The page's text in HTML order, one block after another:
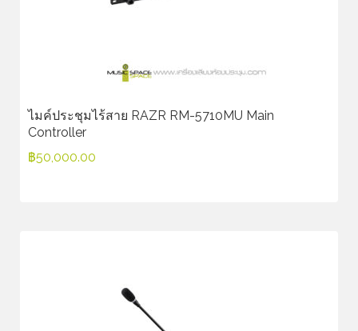
ไมค์ประชุมไร้สาย RAZR RM-5710MU Main
Controller
฿50,000.00